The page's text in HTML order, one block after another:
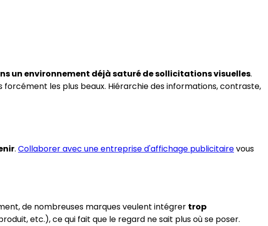
un environnement déjà saturé de sollicitations visuelles.
les plus beaux. Hiérarchie des informations, contraste,
. Collaborer avec une entreprise d'affichage publicitairevous
de nombreuses marques veulent intégrer trop
etc.), ce qui fait que le regard ne sait plus où se poser.